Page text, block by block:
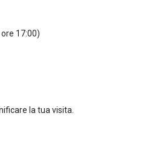
17:00)
la tua visita.